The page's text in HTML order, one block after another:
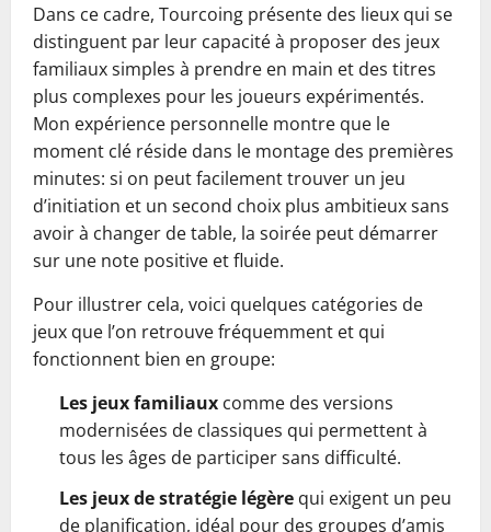
Dans ce cadre, Tourcoing présente des lieux qui se
distinguent par leur capacité à proposer des jeux
familiaux simples à prendre en main et des titres
plus complexes pour les joueurs expérimentés.
Mon expérience personnelle montre que le
moment clé réside dans le montage des premières
minutes: si on peut facilement trouver un jeu
d’initiation et un second choix plus ambitieux sans
avoir à changer de table, la soirée peut démarrer
sur une note positive et fluide.
Pour illustrer cela, voici quelques catégories de
jeux que l’on retrouve fréquemment et qui
fonctionnent bien en groupe:
Les jeux familiaux comme des versions
modernisées de classiques qui permettent à
tous les âges de participer sans difficulté.
Les jeux de stratégie légère qui exigent un peu
de planification, idéal pour des groupes d’amis